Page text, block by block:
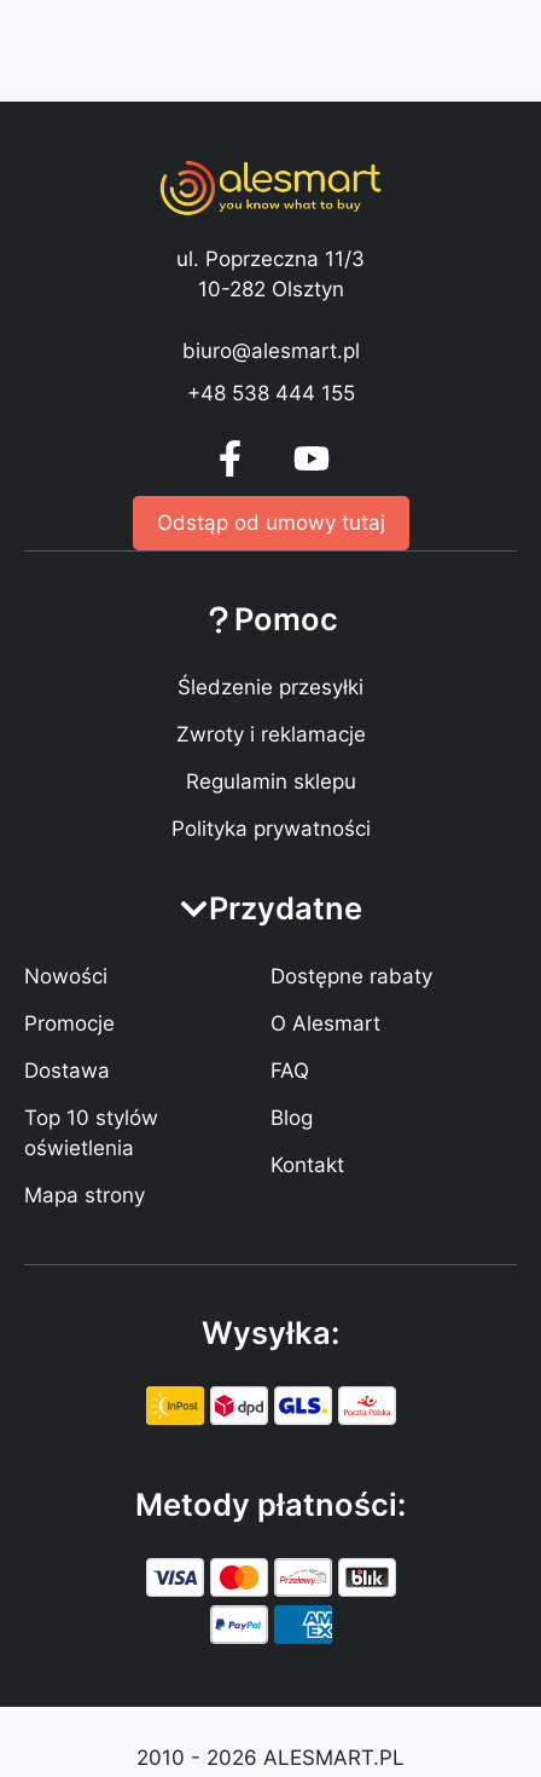
ul. Poprzeczna 11/3
10-282 Olsztyn
biuro@alesmart.pl
+48 538 444 155
Odstąp od umowy tutaj
Pomoc
Śledzenie przesyłki
Zwroty i reklamacje
Regulamin sklepu
Polityka prywatności
Przydatne
Nowości
Promocje
Dostawa
Top 10 stylów
oświetlenia
Mapa strony
Dostępne rabaty
O Alesmart
FAQ
Blog
Kontakt
Wysyłka:
Metody płatności:
2010 - 2026 ALESMART.PL